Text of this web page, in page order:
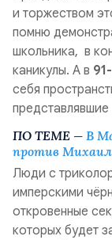
и торжеством
помню
школьника, в
каникулы. А в
себя
ПО ТЕМЕ — В
против
Люди с
имперскими
откровенные
которых будет